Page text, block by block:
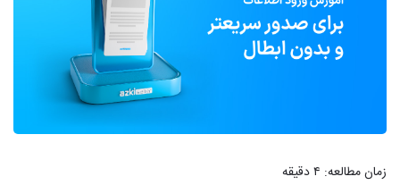
زمان مطالعه: ۴دقیقه